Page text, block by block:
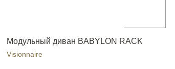
Модульный диван BABYLON RACK
Visionnaire